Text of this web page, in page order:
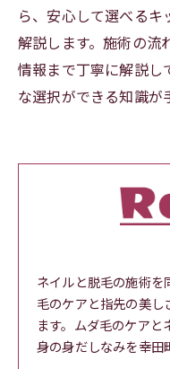
ら、安心して選べるキ
解説します。施術の流
情報まで丁寧に解説し
な選択ができる知識が
ネイルと脱毛の施術
毛のケアと指先の美し
ます。ムダ毛のケア
身の身だしなみを幸田